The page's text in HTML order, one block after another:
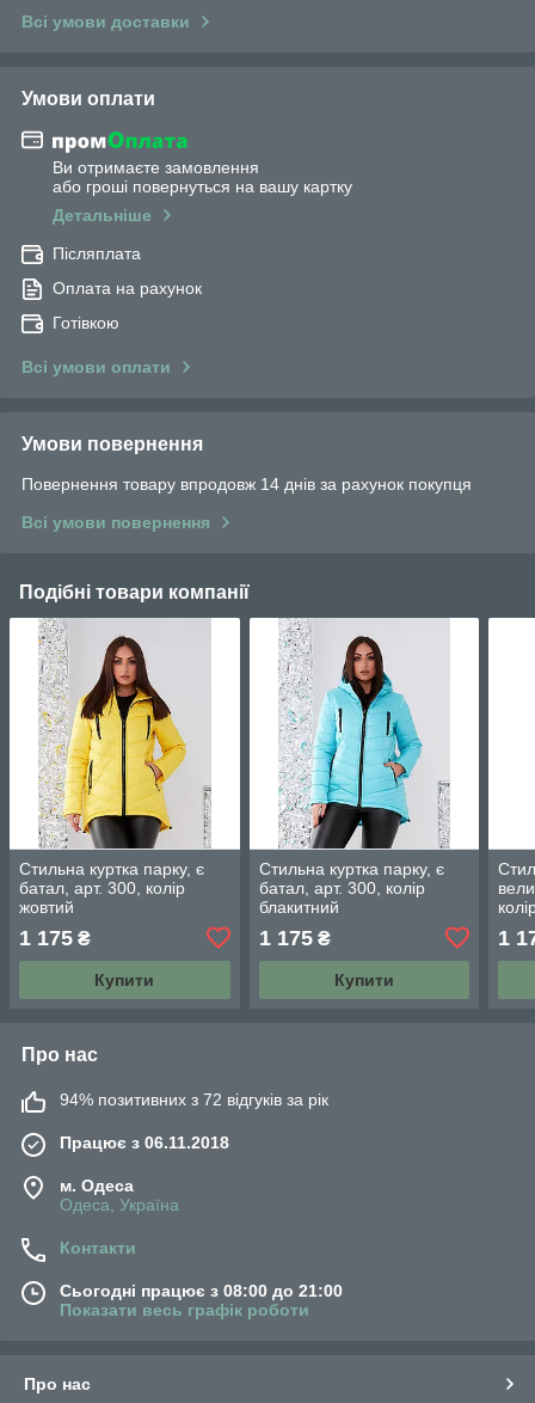
Всі умови доставки
Умови оплати
Ви отримаєте замовлення
або гроші повернуться на вашу картку
Детальніше
Післяплата
Оплата на рахунок
Готівкою
Всі умови оплати
Умови повернення
Повернення товару впродовж 14 днів за рахунок покупця
Всі умови повернення
Подібні товари компанії
Стильна куртка парку, є
батал, арт. 300, колір
жовтий
1 175 ₴
Купити
Стильна куртка парку, є
батал, арт. 300, колір
блакитний
1 175₴
Купити
1
Про нас
94% позитивних з 72 відгуків за рік
Працює з 06.11.2018
м. Одеса
Одеса, Україна
Контакти
Сьогодні працює з 08:00 до 21:00
Показати весь графік роботи
Про нас